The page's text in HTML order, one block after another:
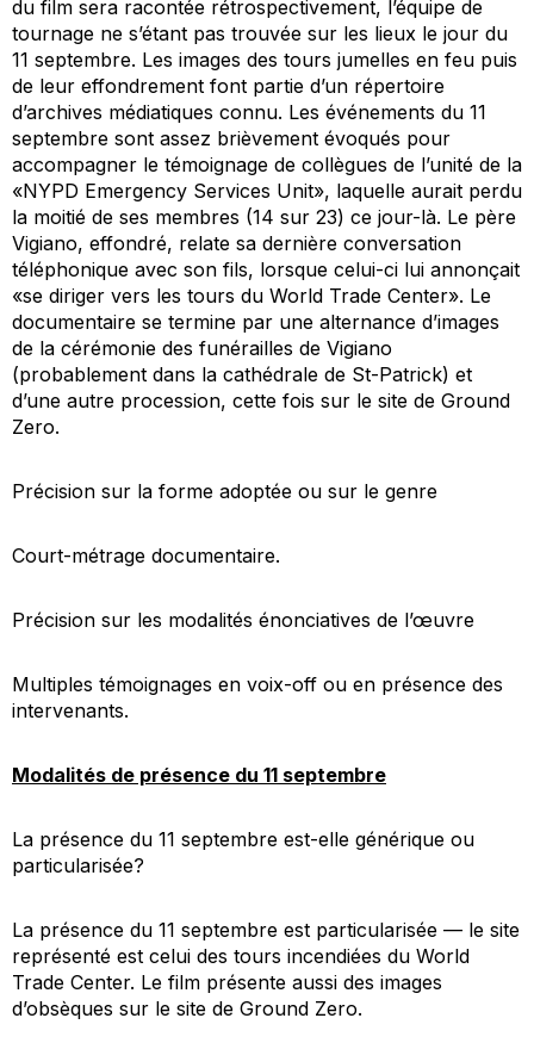
du film sera racontée rétrospectivement, l’équipe de
tournage ne s’étant pas trouvée sur les lieux le jour du
11 septembre. Les images des tours jumelles en feu puis
de leur effondrement font partie d’un répertoire
d’archives médiatiques connu. Les événements du 11
septembre sont assez brièvement évoqués pour
accompagner le témoignage de collègues de l’unité de la
«NYPD Emergency Services Unit», laquelle aurait perdu
la moitié de ses membres (14 sur 23) ce jour-là. Le père
Vigiano, effondré, relate sa dernière conversation
téléphonique avec son fils, lorsque celui-ci lui annonçait
«se diriger vers les tours du World Trade Center». Le
documentaire se termine par une alternance d’images
de la cérémonie des funérailles de Vigiano
(probablement dans la cathédrale de St-Patrick) et
d’une autre procession, cette fois sur le site de Ground
Zero.
Précision sur la forme adoptée ou sur le genre
Court-métrage documentaire.
Précision sur les modalités énonciatives de l’œuvre
Multiples témoignages en voix-off ou en présence des
intervenants.
Modalités de présence du 11 septembre
La présence du 11 septembre est-elle générique ou
particularisée?
La présence du 11 septembre est particularisée — le site
représenté est celui des tours incendiées du World
Trade Center. Le film présente aussi des images
d’obsèques sur le site de Ground Zero.